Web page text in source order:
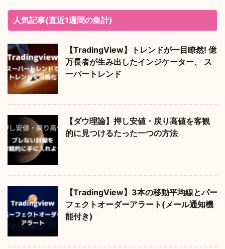
人気記事(直近1週間の集計)
【TradingView】トレンドが一目瞭然! 億
万長者が生み出したインジケーター、 ス
ーパートレンド
【ダウ理論】押し安値・戻り高値を客観
的に見つけるたった一つの方法
【TradingView】3本の移動平均線とパー
フェクトオーダーアラート(メール通知機
能付き)